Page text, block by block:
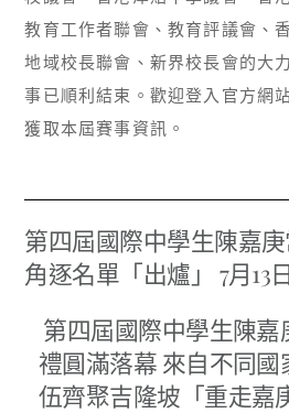
教育工作者聯會、教育評議會、
地域校長聯會、新界校長會的大
事已順利結束。歡迎登入官方網
獲取本屆賽事資訊。
第四屆國際中學生陳嘉
角逐名單「出爐」 7月13
第四屆國際中學生陳
禮圓滿落幕 來自不同
伍齊聚吉隆坡「重走嘉